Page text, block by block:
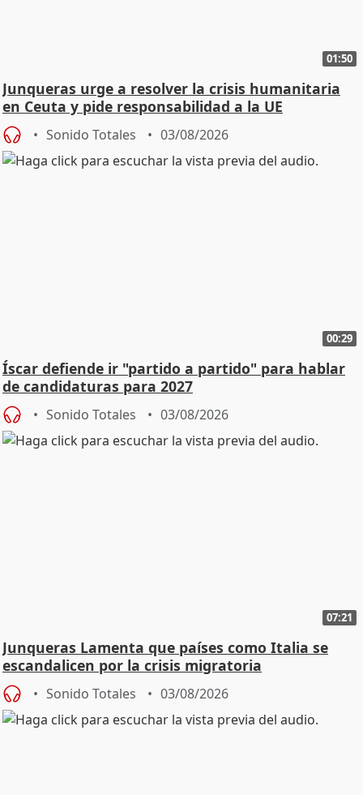
01:50
Junqueras urge a resolver la crisis humanitaria
en Ceuta y pide responsabilidad a la UE
Sonido Totales 03/08/2026
00:29
Íscar defiende ir "partido a partido" para hablar
de candidaturas para 2027
Sonido Totales 03/08/2026
07:21
Junqueras Lamenta que países como Italia se
escandalicen por la crisis migratoria
Sonido Totales 03/08/2026